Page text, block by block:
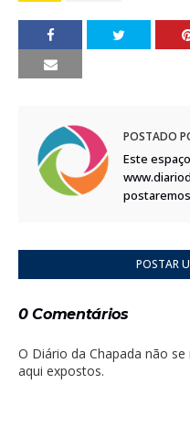
POSTADO
Este
POSTAR
0 Comentários
O Diário da Chapada não
aqui expostos.